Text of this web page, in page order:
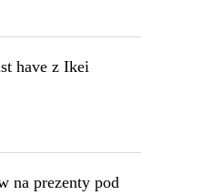
have z Ikei
na prezenty pod